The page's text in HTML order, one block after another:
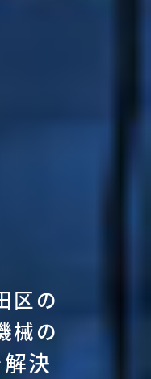
区の
械の
解決